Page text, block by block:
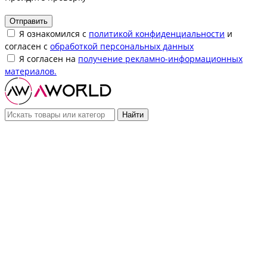
Отправить
Я ознакомился с политикой конфиденциальности и
согласен с обработкой персональных данных
Я согласен на получение рекламно-информационных
материалов.
Найти